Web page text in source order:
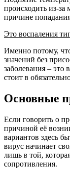
происходить из-за
причине
Это воспаления
Именно потому,
значений без
заболевания – это
стоит в
Основные
Если говорить о
причиной её
вариантов здесь
вирус начинает
лишь в той,
сопротивления.